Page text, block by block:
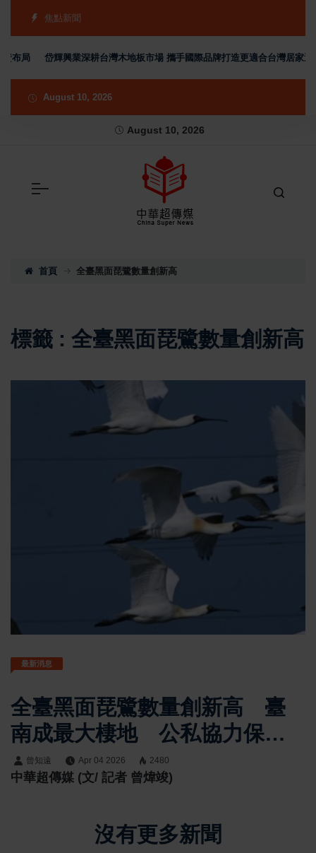
焦點新聞
布局 岱輝興業深耕台灣木地板市場 攜手國際品牌打造更適合台灣居家選擇
August 10, 2026
August 10, 2026
首頁 全臺黑面琵鷺數量創新高
標籤 : 全臺黑面琵鷺數量創新高
最新消息
全臺黑面琵鷺數量創新高 臺
南成最大棲地 公私協力保育
成果顯現
曾知遠 Apr 04 2026 2480
中華超傳媒 (文/ 記者 曾煒竣)
沒有更多新聞